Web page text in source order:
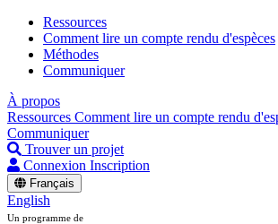
Ressources
Comment lire un compte rendu d'espèces
Méthodes
Communiquer
À propos
Ressources Comment lire un compte rendu
Communiquer
Trouver un projet
Connexion Inscription
Français
English
Un programme de